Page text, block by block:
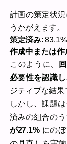
計画の策定状
うかがえます。
策定済み: 83.1%
作成中または作
このように、
必要性を認識
ジティブな結果
しかし、課題
済みの組合のう
が27.1% にの